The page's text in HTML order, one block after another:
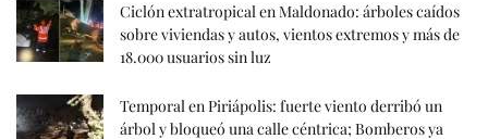
Ciclón extratropical en Maldonado: árboles caídos
sobre viviendas y autos, vientos extremos y más de
18.000 usuarios sin luz
Temporal en Piriápolis: fuerte viento derribó un
árbol y bloqueó una calle céntrica; Bomberos ya